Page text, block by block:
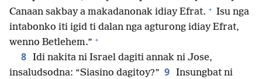
Canaan sakbay a makadanonak idiay Efrat. + Isu nga
intabonko iti igid ti dalan nga agturong idiay Efrat,
wenno Betlehem.” +
8 Idi nakita ni Israel dagiti annak ni Jose,
insaludsodna: “Siasino dagitoy?” 9 Insungbat ni